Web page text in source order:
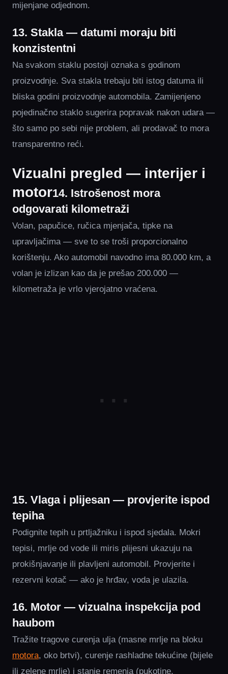
mijenjane odjednom.
13. Stakla — datumi moraju biti
konzistentni
Na svakom staklu postoji oznaka s godinom
proizvodnje. Sva stakla trebaju biti istog datuma ili
bliska godini proizvodnje automobila. Zamijenjeno
pojedinačno staklo sugerira popravak nakon udara —
što samo po sebi nije problem, ali prodavač to mora
transparentno reći.
Vizualni pregled — interijer i
motor14. Istrošenost mora
odgovarati kilometraži
Volan, papučice, ručica mjenjača, tipke na
upravljačima — sve to se troši proporcionalno
korištenju. Ako automobil navodno ima 80.000 km, a
volan je izlizan kao da je prešao 200.000 —
kilometraža je vrlo vjerojatno vraćena.
15. Vlaga i plijesan — provjerite ispod
tepiha
Podignite tepih u prtljažniku i ispod sjedala. Mokri
tepisi, mrlje od vode ili miris plijesni ukazuju na
prokišnjavanje ili plavljeni automobil. Provjerite i
rezervni kotač — ako je hrđav, voda je ulazila.
16. Motor — vizualna inspekcija pod
haubom
Tražite tragove curenja ulja (masne mrlje na bloku
motora, oko brtvi), curenje rashladne tekućine (bijele
ili zelene mrlje) i stanje remenja (pukotine,